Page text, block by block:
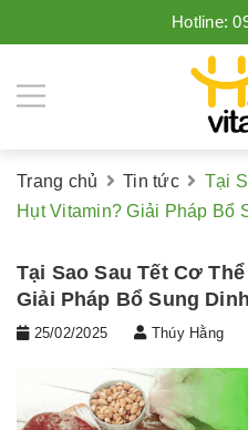
Hotline:
Trang chủ Tin tức
Tại
Hụt Vitamin? Giải Pháp Bổ
Tại Sao Sau Tết Cơ
Giải Pháp Bổ Sung
25/02/2025 Thúy Hằng